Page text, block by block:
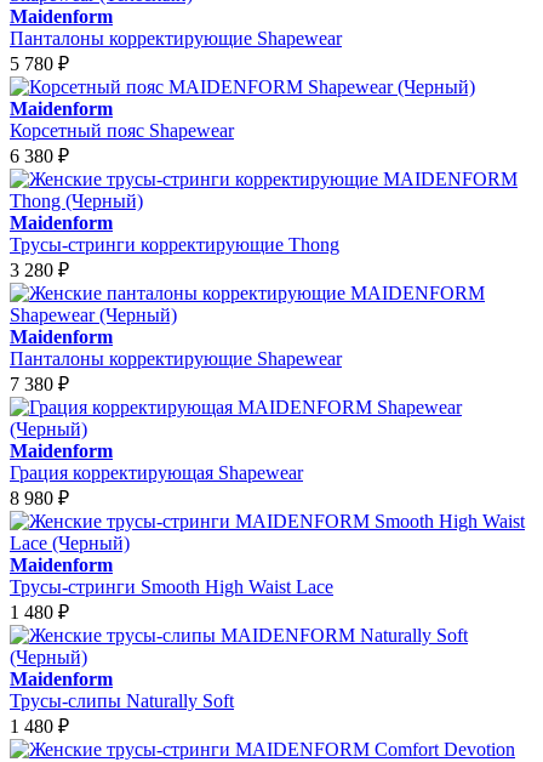
Maidenform
Панталоны корректирующие Shapewear
5 780 ₽
Maidenform
Корсетный пояс Shapewear
6 380 ₽
Maidenform
Трусы-стринги корректирующие Thong
3 280 ₽
Maidenform
Панталоны корректирующие Shapewear
7 380 ₽
Maidenform
Грация корректирующая Shapewear
8 980 ₽
Maidenform
Трусы-стринги Smooth High Waist Lace
1 480 ₽
Maidenform
Трусы-слипы Naturally Soft
1 480 ₽